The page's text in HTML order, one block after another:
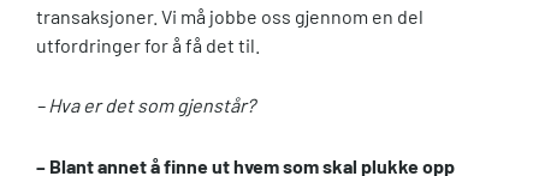
transaksjoner. Vi må jobbe oss gjennom en del
utfordringer for å få det til.
– Hva er det som gjenstår?
– Blant annet å finne ut hvem som skal plukke opp